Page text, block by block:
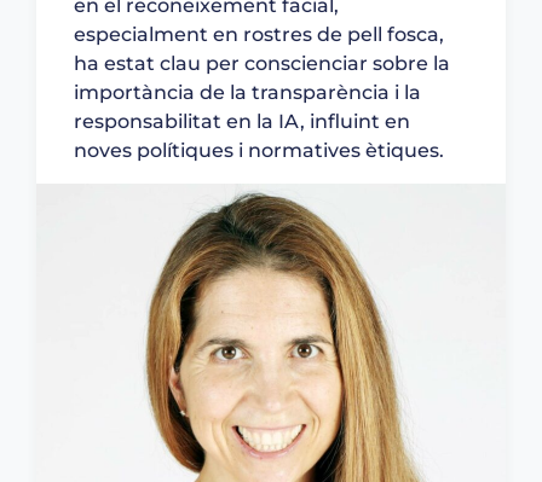
en el reconeixement facial,
especialment en rostres de pell fosca,
ha estat clau per conscienciar sobre la
importància de la transparència i la
responsabilitat en la IA, influint en
noves polítiques i normatives ètiques.